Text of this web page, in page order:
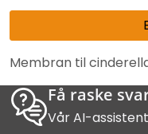
Membran til
Få raske
Vår AI-